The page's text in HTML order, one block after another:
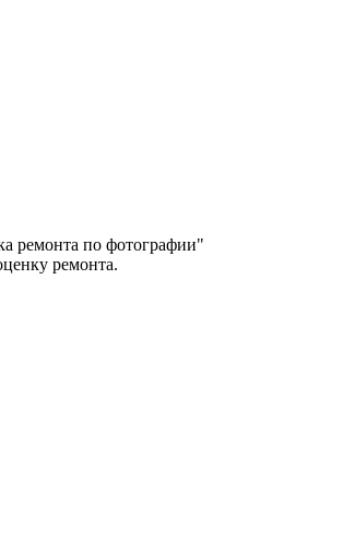
ремонта по фотографии"
ремонта.